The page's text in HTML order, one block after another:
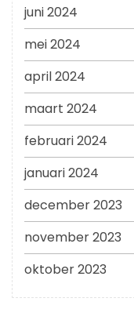
juni 2024
mei 2024
april 2024
maart 2024
februari 2024
januari 2024
december 2023
november 2023
oktober 2023